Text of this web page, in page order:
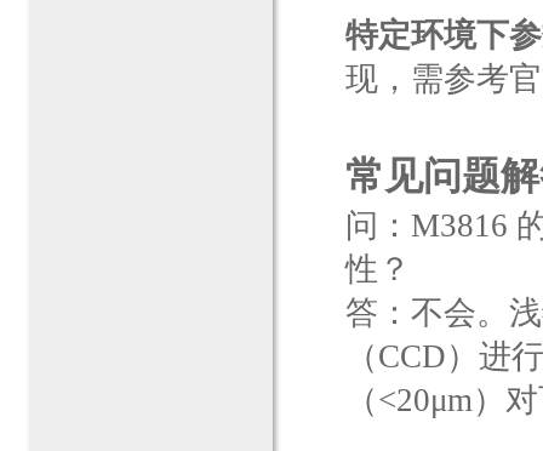
特定环境下
现，需参考
常见问题
问：M3816
性？
答：不会。
（CCD）进
（<20μm）